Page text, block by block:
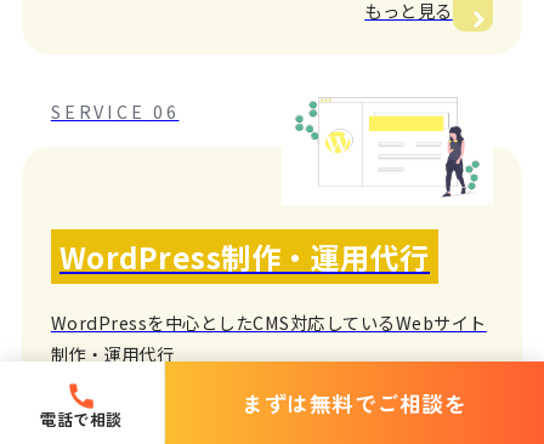
もっと見る
SERVICE 06
WordPress制作・運用代行
WordPressを中心としたCMS対応しているWebサイト
制作・運用代行
もっと見る
電話で相談
まずは無料でご相談を